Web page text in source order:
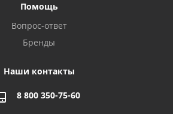
Помощь
Вопрос-ответ
Бренды
Наши контакты
8 800 350-75-60